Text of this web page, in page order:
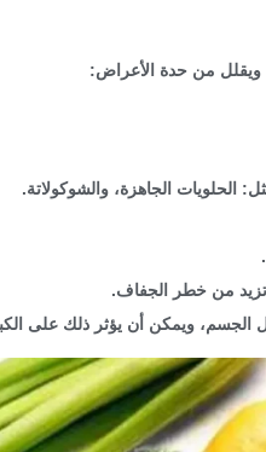
الحلويات الجاهزة، والشوكولاتة.
تزيد من خطر الجفاف.
الجسم، ويمكن أن يؤثر ذلك على